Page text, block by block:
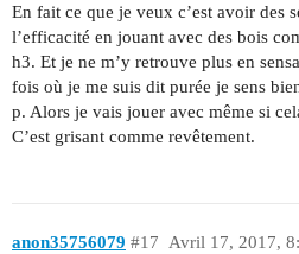
En fait ce que je veux c’est avoir des
l’efficacité en jouant avec des bois
h3. Et je ne m’y retrouve plus en
fois où je me suis dit purée je sens
p. Alors je vais jouer avec même si
C’est grisant comme revêtement.
anon35756079 Avril 17, 2017,
#17